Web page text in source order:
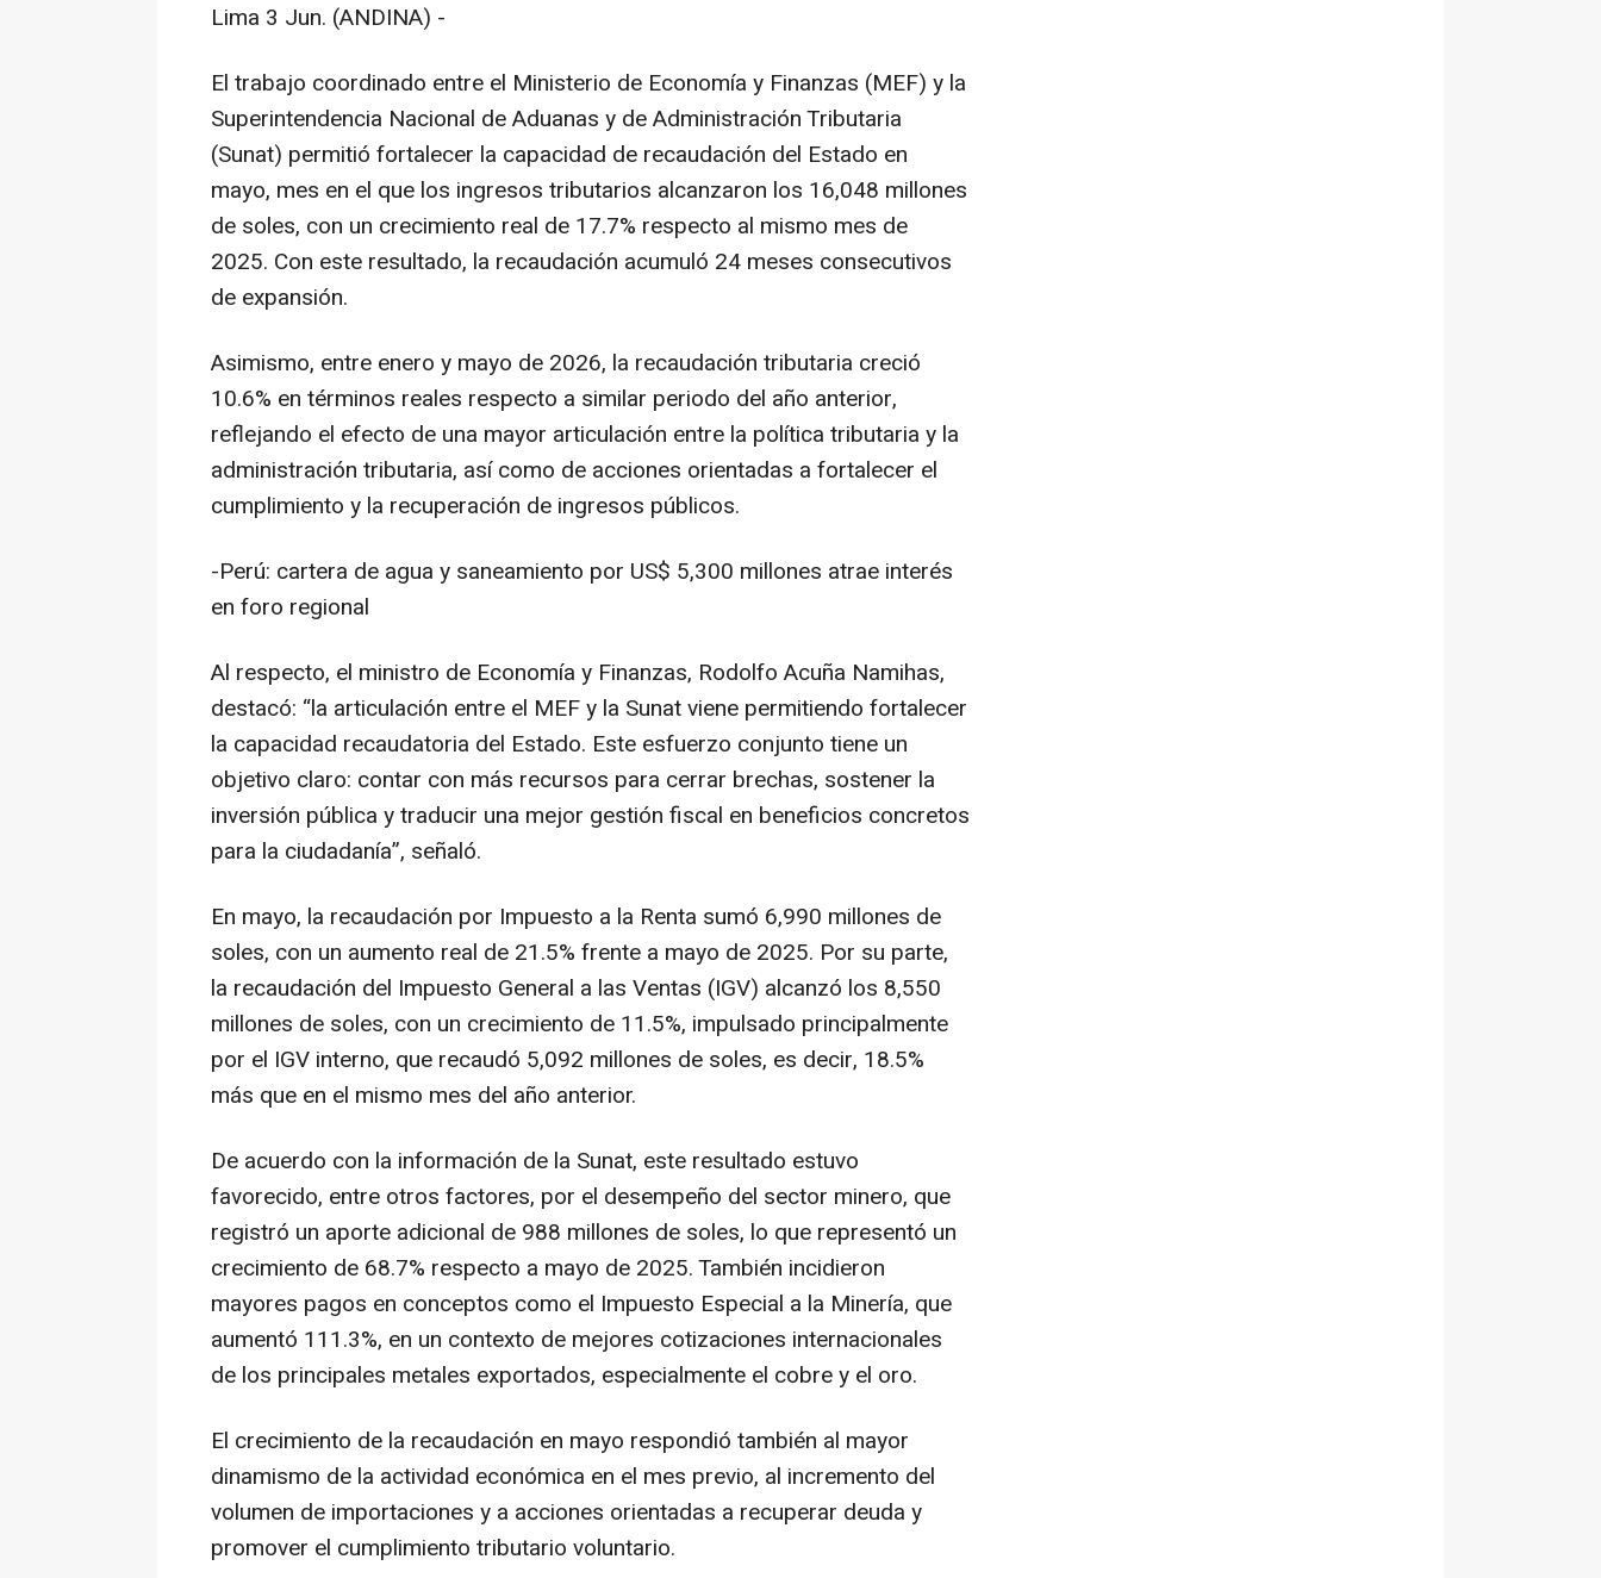
Lima 3 Jun. (ANDINA) -
El trabajo coordinado entre el Ministerio de Economía y Finanzas (MEF) y la
Superintendencia Nacional de Aduanas y de Administración Tributaria
(Sunat) permitió fortalecer la capacidad de recaudación del Estado en
mayo, mes en el que los ingresos tributarios alcanzaron los 16,048 millones
de soles, con un crecimiento real de 17.7% respecto al mismo mes de
2025. Con este resultado, la recaudación acumuló 24 meses consecutivos
de expansión.
Asimismo, entre enero y mayo de 2026, la recaudación tributaria creció
10.6% en términos reales respecto a similar periodo del año anterior,
reflejando el efecto de una mayor articulación entre la política tributaria y la
administración tributaria, así como de acciones orientadas a fortalecer el
cumplimiento y la recuperación de ingresos públicos.
-Perú: cartera de agua y saneamiento por US$ 5,300 millones atrae interés
en foro regional
Al respecto, el ministro de Economía y Finanzas, Rodolfo Acuña Namihas,
destacó: “la articulación entre el MEF y la Sunat viene permitiendo fortalecer
la capacidad recaudatoria del Estado. Este esfuerzo conjunto tiene un
objetivo claro: contar con más recursos para cerrar brechas, sostener la
inversión pública y traducir una mejor gestión fiscal en beneficios concretos
para la ciudadanía”, señaló.
En mayo, la recaudación por Impuesto a la Renta sumó 6,990 millones de
soles, con un aumento real de 21.5% frente a mayo de 2025. Por su parte,
la recaudación del Impuesto General a las Ventas (IGV) alcanzó los 8,550
millones de soles, con un crecimiento de 11.5%, impulsado principalmente
por el IGV interno, que recaudó 5,092 millones de soles, es decir, 18.5%
más que en el mismo mes del año anterior.
De acuerdo con la información de la Sunat, este resultado estuvo
favorecido, entre otros factores, por el desempeño del sector minero, que
registró un aporte adicional de 988 millones de soles, lo que representó un
crecimiento de 68.7% respecto a mayo de 2025. También incidieron
mayores pagos en conceptos como el Impuesto Especial a la Minería, que
aumentó 111.3%, en un contexto de mejores cotizaciones internacionales
de los principales metales exportados, especialmente el cobre y el oro.
El crecimiento de la recaudación en mayo respondió también al mayor
dinamismo de la actividad económica en el mes previo, al incremento del
volumen de importaciones y a acciones orientadas a recuperar deuda y
promover el cumplimiento tributario voluntario.